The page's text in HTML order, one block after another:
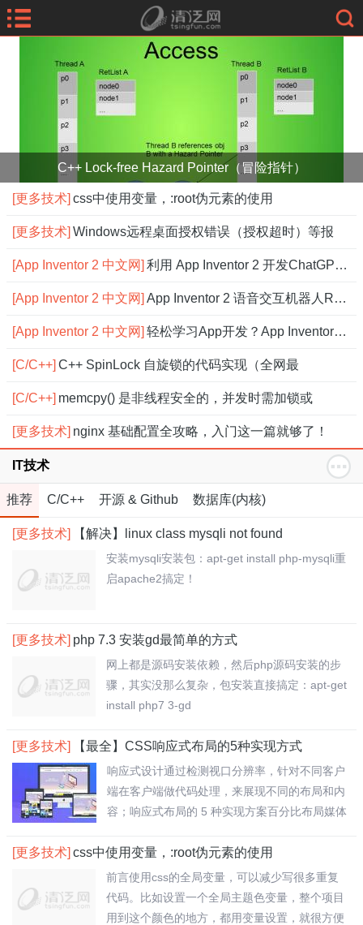
C++ Lock-free Hazard Pointer（冒险指针）
[更多技术] css中使用变量，:root伪元素的使用
[更多技术] Windows远程桌面授权错误（授权超时）等报
[App Inventor 2 中文网] 利用 App Inventor 2 开发ChatGPT应用
[App Inventor 2 中文网] App Inventor 2 语音交互机器人Robot，
[App Inventor 2 中文网] 轻松学习App开发？App Inventor 2 中文网搞定！
[C/C++] C++ SpinLock 自旋锁的代码实现（全网最
[C/C++] memcpy() 是非线程安全的，并发时需加锁或
[更多技术] nginx 基础配置全攻略，入门这一篇就够了！
IT技术
推荐 C/C++ 开源 & Github 数据库(内核)
[更多技术] 【解决】linux class mysqli not found
安装mysqli安装包：apt-get install php-mysqli重
启apache2搞定！
[更多技术] php 7.3 安装gd最简单的方式
网上都是源码安装依赖，然后php源码安装的步
骤，其实没那么复杂，包安装直接搞定：apt-get
install php7 3-gd
[更多技术] 【最全】CSS响应式布局的5种实现方式
响应式设计通过检测视口分辨率，针对不同客户
端在客户端做代码处理，来展现不同的布局和内
容；响应式布局的 5 种实现方案百分比布局媒体
[更多技术] css中使用变量，:root伪元素的使用
前言使用css的全局变量，可以减少写很多重复
代码。比如设置一个全局主题色变量，整个项目
用到这个颜色的地方，都用变量设置，就很方便